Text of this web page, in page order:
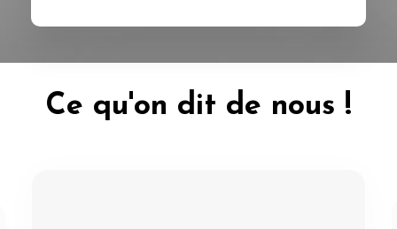
Ce qu'on dit de nous !